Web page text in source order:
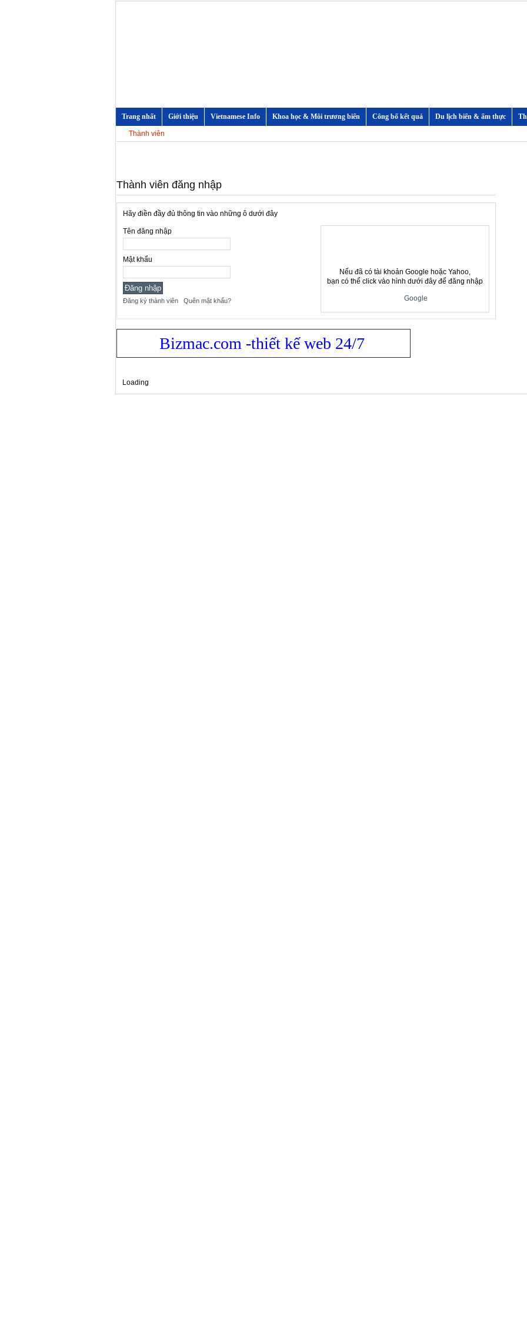
Trang nhất Giới thiệu Vietnamese Info Khoa học & Môi trương biển Công bố kết quả Du lịch biển & ẩm thực
Thành viên
Thành viên đăng nhập
Hãy điền đầy đủ thông tin vào những ô dưới đây
Tên đăng nhập
Mật khẩu
Đăng ký thành viên Quên mật khẩu?
Nếu đã có tài khoản Google hoặc Yahoo,
bạn có thể click vào hình dưới đây để đăng nhập
Google
Bizmac.com -thiết kế web 24/7
Loading